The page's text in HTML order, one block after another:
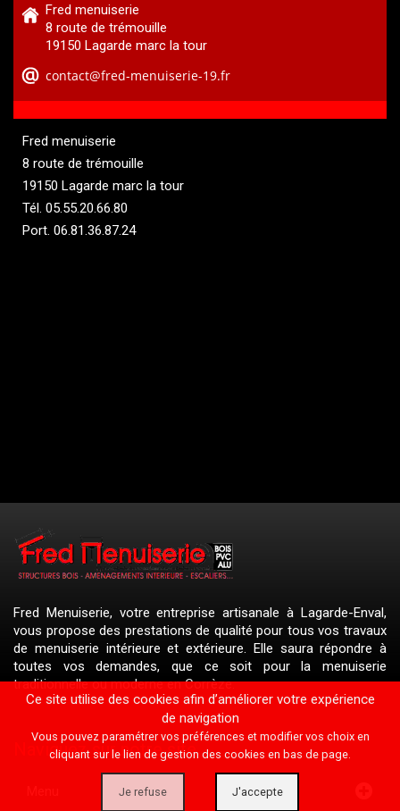
Fred menuiserie
8 route de trémouille
19150 Lagarde marc la tour
Fred menuiserie
8 route de trémouille
19150 Lagarde marc la tour
Tél. 05.55.20.66.80
Port. 06.81.36.87.24
Fred Menuiserie, votre entreprise artisanale à Lagarde-Enval,
vous propose des prestations de qualité pour tous vos travaux
de menuiserie intérieure et extérieure. Elle saura répondre à
toutes vos demandes, que ce soit pour la menuiserie
traditionnelle ou moderne en Corrèze.
Naviguez sur notre site
Ce site utilise des cookies afin d’améliorer votre expérience
de navigation
Vous pouvez paramétrer vos préférences et modifier vos choix en
cliquant sur le lien de gestion des cookies en bas de page.
Je refuse J'accepte